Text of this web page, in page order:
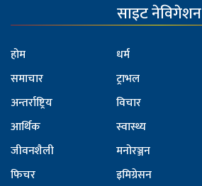
साइट नेविगेशन
होम
समाचार
अन्तर्राष्ट्रिय
आर्थिक
जीवनशैली
फिचर
धर्म
ट्राभल
विचार
स्वास्थ्य
मनोरञ्जन
इमिग्रेसन